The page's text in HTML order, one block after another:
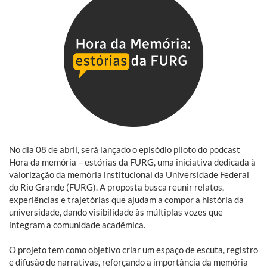
No dia 08 de abril, será lançado o episódio piloto do podcast
Hora da memória – estórias da FURG, uma iniciativa dedicada à
valorização da memória institucional da Universidade Federal
do Rio Grande (FURG). A proposta busca reunir relatos,
experiências e trajetórias que ajudam a compor a história da
universidade, dando visibilidade às múltiplas vozes que
integram a comunidade acadêmica.
O projeto tem como objetivo criar um espaço de escuta, registro
e difusão de narrativas, reforçando a importância da memória